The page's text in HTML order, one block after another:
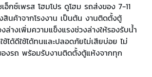
อ็กซ์เพรส โฮมโปร ดูโฮม รถส่งของ 7-11
นค้าจากโรงงาน เป็นต้น งานติดตั้งตู้
ล่างเพิ่มความแข็งแรงช่วงล่างให้รองรับน้ำ
ได้ดีใช้ได้ทนและปลอดภัยไม่เสียบ่อย ไม่
ของรถ พร้อมรับงานติดตั้งตู้แห้งจากทุก